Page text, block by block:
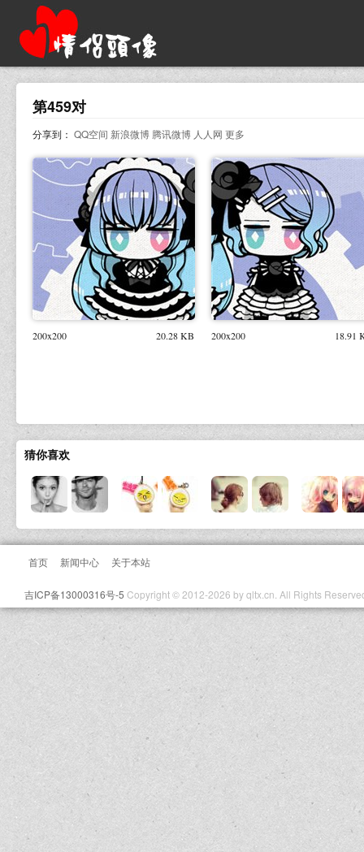
第459对
分享到： QQ空间 新浪微博 腾讯微博 人人网 更多
200x200 20.28 KB 200x200 18.91
猜你喜欢
首页 新闻中心 关于本站
吉ICP备13000316号-5 Copyright © 2012-2026 by qltx.cn. All Rights